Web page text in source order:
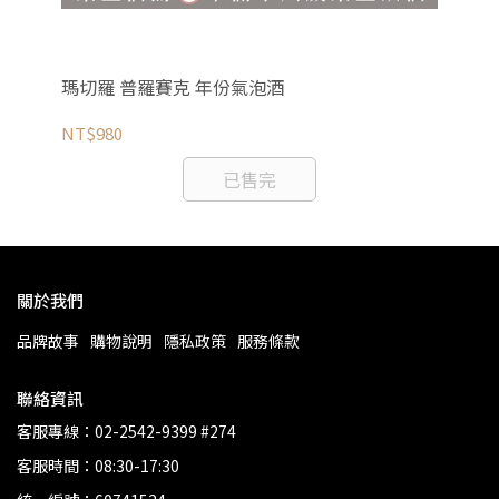
瑪切羅 普羅賽克 年份氣泡酒
NT$980
已售完
關於我們
品牌故事 購物說明 隱私政策 服務條款
聯絡資訊
客服專線：02-2542-9399 #274
客服時間：08:30-17:30